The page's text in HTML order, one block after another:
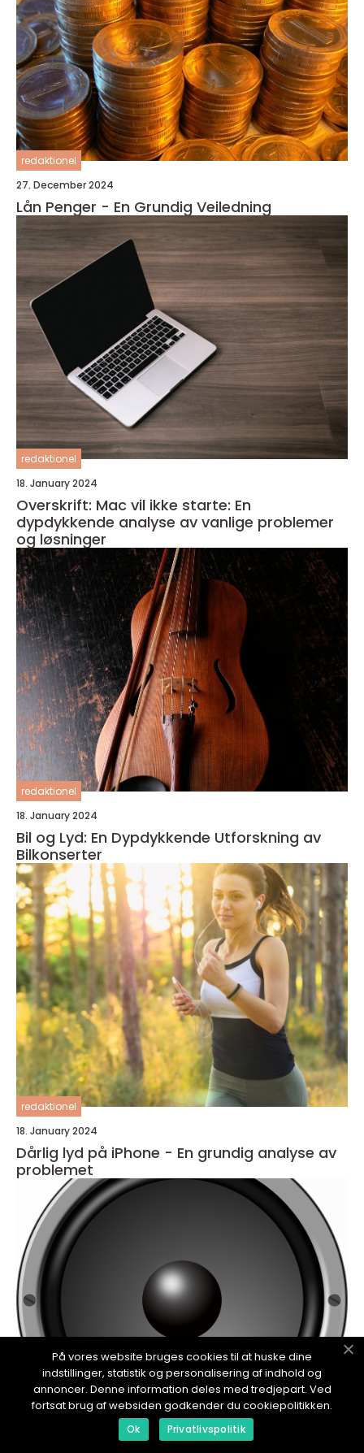
redaktionel
27. December 2024
Lån Penger - En Grundig Veiledning
redaktionel
18. January 2024
Overskrift: Mac vil ikke starte: En
dypdykkende analyse av vanlige problemer
og løsninger
redaktionel
18. January 2024
Bil og Lyd: En Dypdykkende Utforskning av
Bilkonserter
redaktionel
18. January 2024
Dårlig lyd på iPhone - En grundig analyse av
problemet
På vores website bruges cookies til at huske dine
indstillinger, statistik og personalisering af indhold og
annoncer. Denne information deles med tredjepart. Ved
fortsat brug af websiden godkender du cookiepolitikken.
Ok Privatlivspolitik